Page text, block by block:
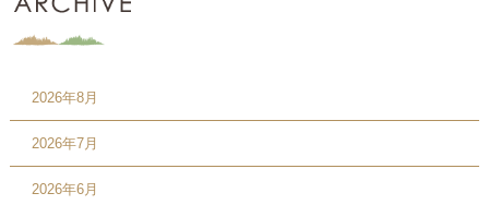
2026年8月
2026年7月
2026年6月